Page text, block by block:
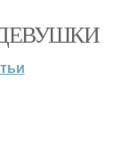
ДЕВУШКИ